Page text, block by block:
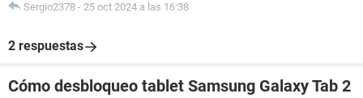
Sergio2378 - 25 oct 2024 a las 16:38
2 respuestas
Cómo desbloqueo tablet Samsung Galaxy Tab 2